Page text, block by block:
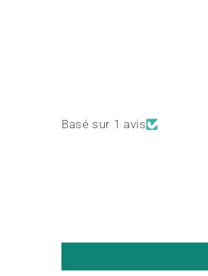
Basé sur 1 avis